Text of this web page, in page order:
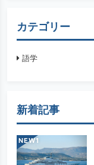
カテゴリー
語学
新着記事
NEW